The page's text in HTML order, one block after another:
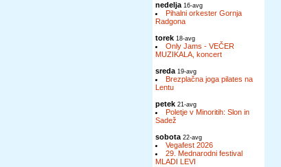
nedelja 16-avg
Pihalni orkester Gornja
Radgona
torek 18-avg
Only Jams - VEČER
MUZIKALA, koncert
sreda 19-avg
Brezplačna joga pilates na
Lentu
petek 21-avg
Poletje v Minoritih: Slon in
Sadež
sobota 22-avg
Vegafest 2026
29. Mednarodni festival
MLADI LEVI